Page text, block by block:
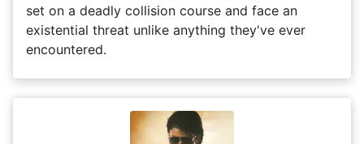
set on a deadly collision course and face an
existential threat unlike anything they've ever
encountered.